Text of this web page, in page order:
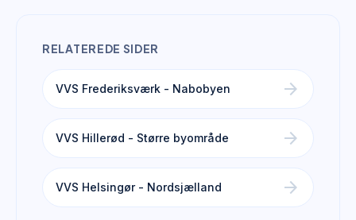
RELATEREDE SIDER
VVS Frederiksværk - Nabobyen arrow_forward
VVS Hillerød - Større byområde arrow_forward
VVS Helsingør - Nordsjælland arrow_forward